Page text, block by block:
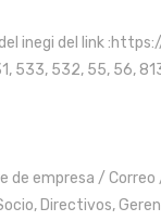
inegi del link
533, 532, 55, 56,
de empresa /
Directivos,